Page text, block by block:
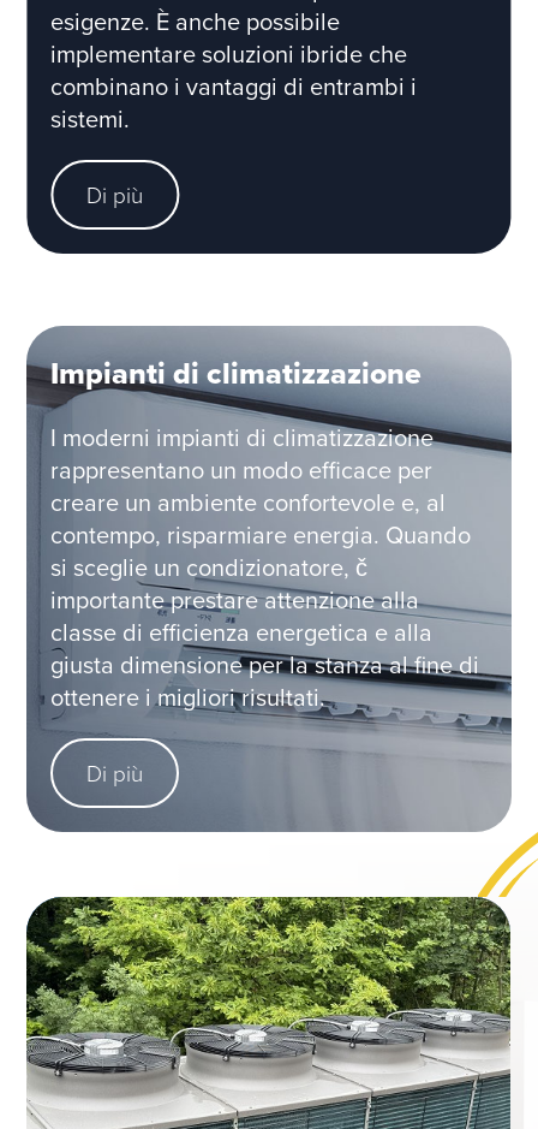
esigenze. È anche possibile
implementare soluzioni ibride che
combinano i vantaggi di entrambi i
sistemi.
Di più
Impianti di climatizzazione
I moderni impianti di climatizzazione
rappresentano un modo efficace per
creare un ambiente confortevole e, al
contempo, risparmiare energia. Quando
si sceglie un condizionatore, č
importante prestare attenzione alla
classe di efficienza energetica e alla
giusta dimensione per la stanza al fine di
ottenere i migliori risultati.
Di più